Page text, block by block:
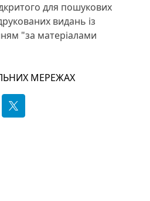
для пошукових
видань із
"за матеріалами
МЕРЕЖАХ